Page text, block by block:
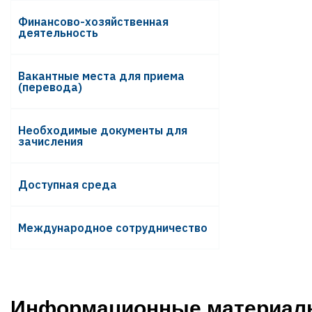
Финансово-хозяйственная
деятельность
Вакантные места для приема
(перевода)
Необходимые документы для
зачисления
Доступная среда
Международное сотрудничество